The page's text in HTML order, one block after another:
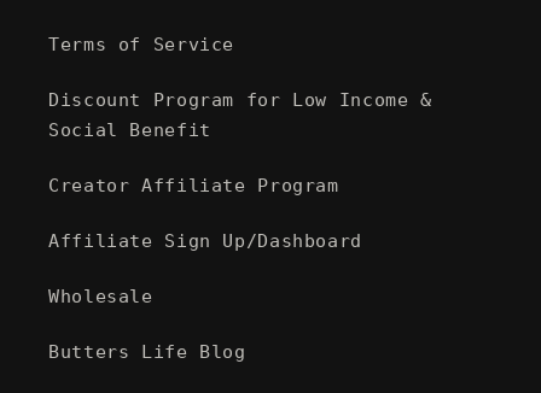
Terms of Service
Discount Program for Low Income &
Social Benefit
Creator Affiliate Program
Affiliate Sign Up/Dashboard
Wholesale
Butters Life Blog